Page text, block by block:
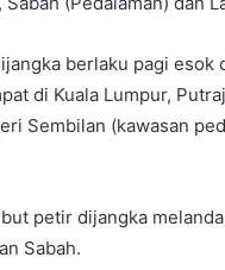
berlaku pagi esok
di Kuala Lumpur,
Sembilan (kawasan
petir dijangka
Sabah.